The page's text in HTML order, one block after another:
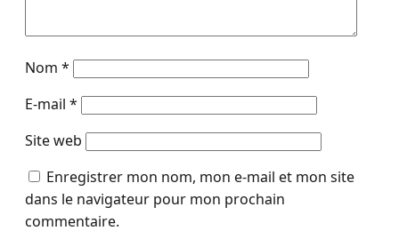
Nom *
E-mail *
Site web
Enregistrer mon nom, mon e-mail et mon site
dans le navigateur pour mon prochain
commentaire.